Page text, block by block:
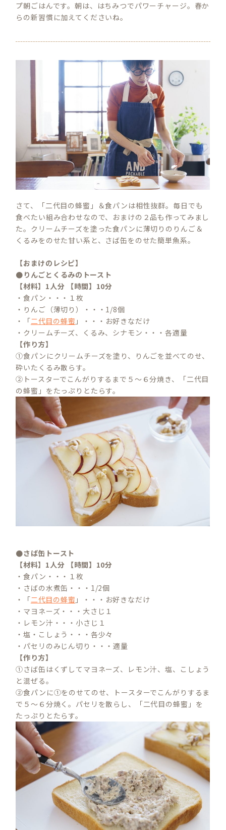
プ朝ごはんです。朝は、はちみつでパワーチャージ。春か
らの新習慣に加えてくださいね。
さて、「二代目の蜂蜜」＆食パンは相性抜群。毎日でも
食べたい組み合わせなので、おまけの２品も作ってみまし
た。クリームチーズを塗った食パンに薄切りのりんご＆
くるみをのせた甘い系と、さば缶をのせた簡単魚系。
【おまけのレシピ】
●りんごとくるみのトースト
【材料】1人分 【時間】10分
・食パン・・・１枚
・りんご（薄切り）・・・1/8個
・「二代目の蜂蜜 」・・・お好きなだけ
・クリームチーズ、くるみ、シナモン・・・各適量
【作り方】
①食パンにクリームチーズを塗り、りんごを並べてのせ、
砕いたくるみ散らす。
②トースターでこんがりするまで５～６分焼き、「二代目
の蜂蜜」をたっぷりとたらす。
●さば缶トースト
【材料】1人分 【時間】10分
・食パン・・・１枚
・さばの水煮缶・・・1/2個
・「二代目の蜂蜜 」・・・お好きなだけ
・マヨネーズ・・・大さじ１
・レモン汁・・・小さじ１
・塩・こしょう・・・各少々
・パセリのみじん切り・・・適量
【作り方】
①さば缶はくずしてマヨネーズ、レモン汁、塩、こしょう
と混ぜる。
②食パンに①をのせてのせ、トースターでこんがりするま
で５～６分焼く。パセリを散らし、「二代目の蜂蜜」を
たっぷりとたらす。